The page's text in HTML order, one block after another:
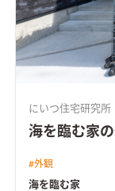
にいつ住宅研究所
海を臨む家
#外観
海を臨む家